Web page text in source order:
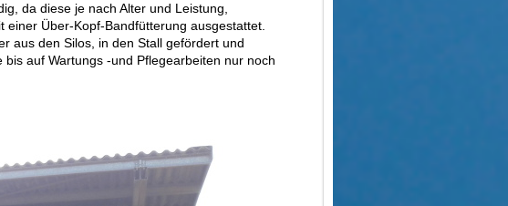
da diese je nach Alter und Leistung,
Über-Kopf-Bandfütterung ausgestattet.
aus den Silos, in den Stall gefördert und
auf Wartungs -und Pflegearbeiten nur noch